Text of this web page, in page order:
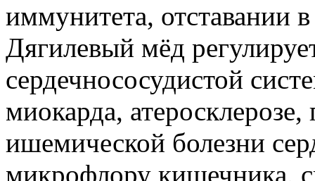
иммунитета, отставании
Дягилевый мёд
сердечнососудистой
миокарда,
ишемической болезни
микрофлору кишечника,